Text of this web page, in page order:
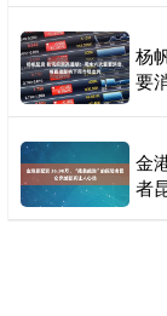
杨
要
金
者